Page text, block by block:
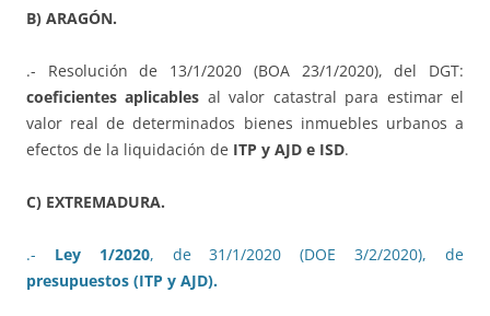
B) ARAGÓN.
.- Resolución de 13/1/2020 (BOA 23/1/2020), del DGT:
coeficientes aplicables al valor catastral para estimar el
valor real de determinados bienes inmuebles urbanos a
efectos de la liquidación de ITP y AJD e ISD.
C) EXTREMADURA.
.- Ley 1/2020, de 31/1/2020 (DOE 3/2/2020), de
presupuestos (ITP y AJD).